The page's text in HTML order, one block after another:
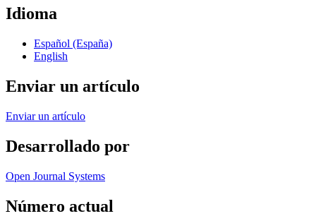
Idioma
Español (España)
English
Enviar un artículo
Enviar un artículo
Desarrollado por
Open Journal Systems
Número actual